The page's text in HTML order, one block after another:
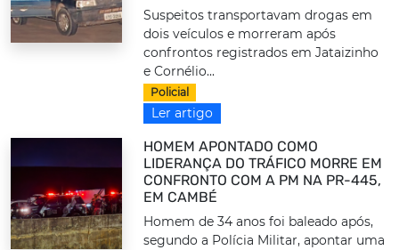
Suspeitos transportavam drogas em
dois veículos e morreram após
confrontos registrados em Jataizinho
e Cornélio...
Policial
Ler artigo
HOMEM APONTADO COMO
LIDERANÇA DO TRÁFICO MORRE EM
CONFRONTO COM A PM NA PR-445,
EM CAMBÉ
Homem de 34 anos foi baleado após,
segundo a Polícia Militar, apontar uma